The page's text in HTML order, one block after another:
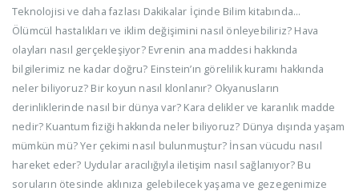
Teknolojisi ve daha fazlası Dakikalar İçinde Bilim kitabında…
Ölümcül hastalıkları ve iklim değişimini nasıl önleyebiliriz? Hava
olayları nasıl gerçekleşiyor? Evrenin ana maddesi hakkında
bilgilerimiz ne kadar doğru? Einstein’ın görelilik kuramı hakkında
neler biliyoruz? Bir koyun nasıl klonlanır? Okyanusların
derinliklerinde nasıl bir dünya var? Kara delikler ve karanlık madde
nedir? Kuantum fiziği hakkında neler biliyoruz? Dünya dışında yaşam
mümkün mü? Yer çekimi nasıl bulunmuştur? İnsan vücudu nasıl
hareket eder? Uydular aracılığıyla iletişim nasıl sağlanıyor? Bu
soruların ötesinde aklınıza gelebilecek yaşama ve gezegenimize